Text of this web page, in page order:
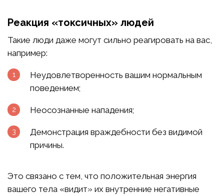
Реакция «токсичных» людей
Такие люди даже могут сильно реагировать на вас,
например:
Неудовлетворенность вашим нормальным
поведением;
Неосознанные нападения;
Демонстрация враждебности без видимой
причины.
Это связано с тем, что положительная энергия
вашего тела «видит» их внутренние негативные